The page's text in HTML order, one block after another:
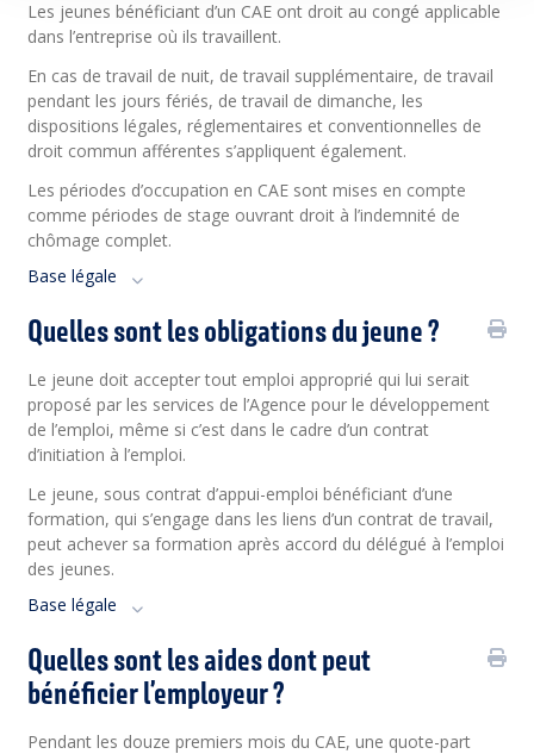
Les jeunes bénéficiant d’un CAE ont droit au congé applicable
dans l’entreprise où ils travaillent.
En cas de travail de nuit, de travail supplémentaire, de travail
pendant les jours fériés, de travail de dimanche, les
dispositions légales, réglementaires et conventionnelles de
droit commun afférentes s’appliquent également.
Les périodes d’occupation en CAE sont mises en compte
comme périodes de stage ouvrant droit à l’indemnité de
chômage complet.
Base légale
Quelles sont les obligations du jeune ?
Le jeune doit accepter tout emploi approprié qui lui serait
proposé par les services de l’Agence pour le développement
de l’emploi, même si c’est dans le cadre d’un contrat
d’initiation à l’emploi.
Le jeune, sous contrat d’appui-emploi bénéficiant d’une
formation, qui s’engage dans les liens d’un contrat de travail,
peut achever sa formation après accord du délégué à l’emploi
des jeunes.
Base légale
Quelles sont les aides dont peut
bénéficier l’employeur ?
Pendant les douze premiers mois du CAE, une quote-part